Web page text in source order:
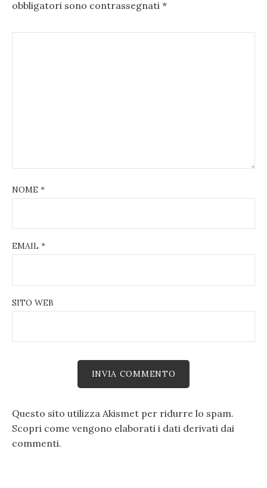
obbligatori sono contrassegnati *
NOME *
EMAIL *
SITO WEB
Questo sito utilizza Akismet per ridurre lo spam.
Scopri come vengono elaborati i dati derivati dai
commenti.